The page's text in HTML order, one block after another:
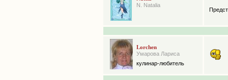
N. Natalia
Lorchen
Умарова Лариса
кулинар-любитель